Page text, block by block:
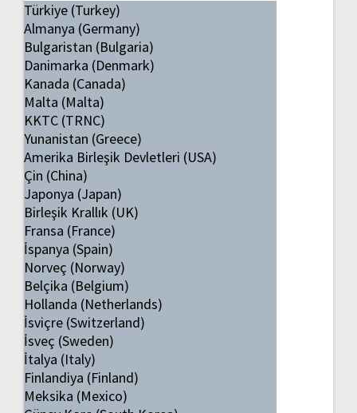
Türkiye (Turkey)
Almanya (Germany)
Bulgaristan (Bulgaria)
Danimarka (Denmark)
Kanada (Canada)
Malta (Malta)
KKTC (TRNC)
Yunanistan (Greece)
Amerika Birleşik Devletleri (USA)
Çin (China)
Japonya (Japan)
Birleşik Krallık (UK)
Fransa (France)
İspanya (Spain)
Norveç (Norway)
Belçika (Belgium)
Hollanda (Netherlands)
İsviçre (Switzerland)
İsveç (Sweden)
İtalya (Italy)
Finlandiya (Finland)
Meksika (Mexico)